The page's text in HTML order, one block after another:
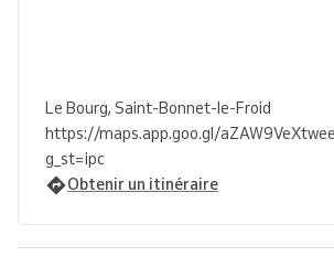
Le Bourg, Saint-Bonnet-le-Froid
https://maps.app.goo.gl/
g_st=ipc
Obtenir un itinéraire